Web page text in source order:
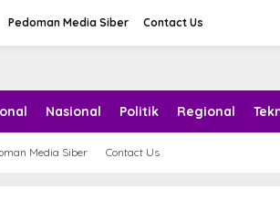
Pedoman Media Siber Contact Us
Nasional Politik Regional
Media Siber Contact Us